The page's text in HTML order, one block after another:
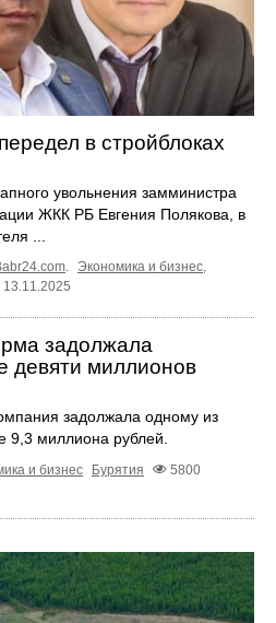
в стройблоках
увольнения замминистра
ЖКК РБ Евгения Полякова, в
...
. Экономика и бизнес,
13.11.2025
задолжала
девяти миллионов
задолжала одному из
9,3 миллиона рублей.
и бизнес Бурятия
5800